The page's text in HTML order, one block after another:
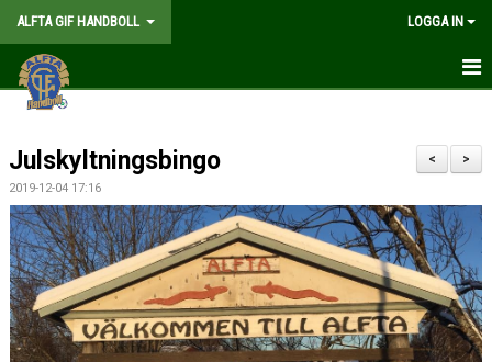
ALFTA GIF HANDBOLL LOGGA IN
HEM
FÖRENINGEN
MEDLEMSKAP
MATCHER
GÅ PÅ MATCH
KALENDER
>
<
Julskyltningsbingo
2019-12-04 17:16